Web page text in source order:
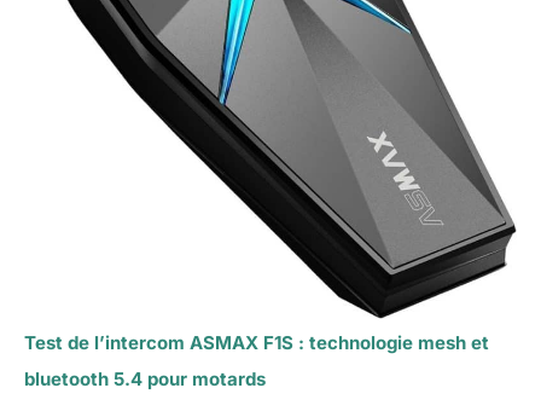
Test de l’intercom ASMAX F1S : technologie mesh et
bluetooth 5.4 pour motards